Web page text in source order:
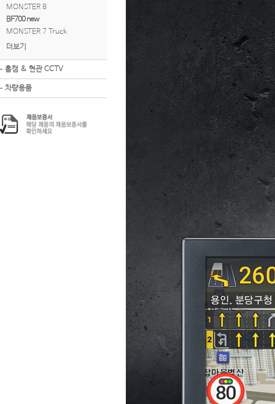
MONSTER 8
BF700 new
MONSTER 7 Truck
더보기
홈캠 & 현관 CCTV
차량용품